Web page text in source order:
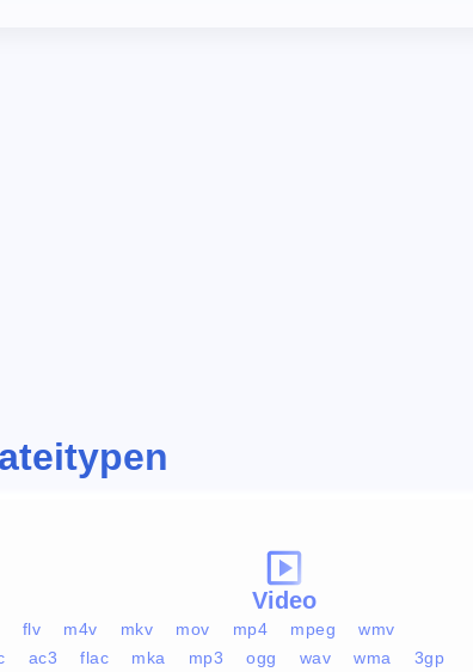
Video
flv m4v mkv mov mp4 mpeg
wmv
ac3 flac mka mp3 ogg wav wma 3gp